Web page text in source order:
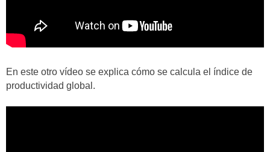
En este otro vídeo se explica cómo se calcula el índice de
productividad global.